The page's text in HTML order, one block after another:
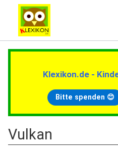
Klexikon.de -
Bitte spenden 😊
Vulkan